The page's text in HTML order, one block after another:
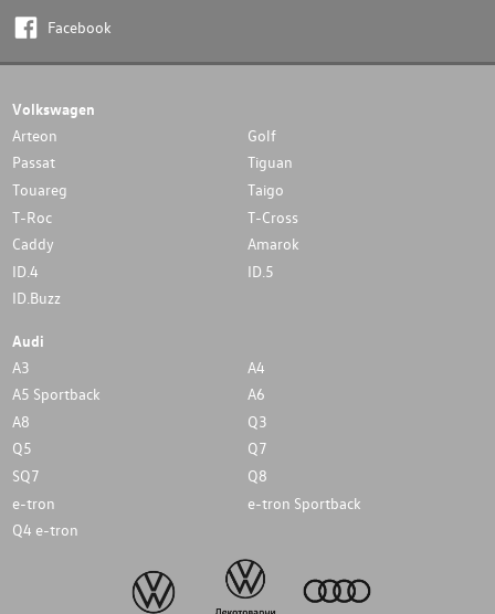
Facebook
Volkswagen
Arteon
Golf
Passat
Tiguan
Touareg
Taigo
T-Roc
T-Cross
Caddy
Amarok
ID.4
ID.5
ID.Buzz
Audi
A3
A4
A5 Sportback
A6
A8
Q3
Q5
Q7
SQ7
Q8
e-tron
e-tron Sportback
Q4 e-tron